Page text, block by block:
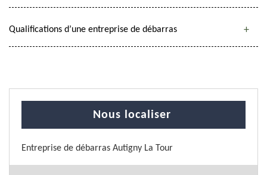
Qualifications d’une entreprise de débarras
Nous localiser
Entreprise de débarras Autigny La Tour